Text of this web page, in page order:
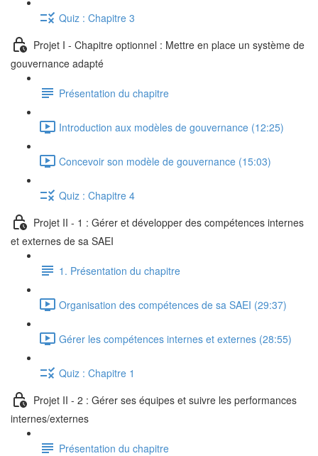
Quiz : Chapitre 3
Projet I - Chapitre optionnel : Mettre en place un système de
gouvernance adapté
Présentation du chapitre
Introduction aux modèles de gouvernance (12:25)
Concevoir son modèle de gouvernance (15:03)
Quiz : Chapitre 4
Projet II - 1 : Gérer et développer des compétences internes
et externes de sa SAEI
1. Présentation du chapitre
Organisation des compétences de sa SAEI (29:37)
Gérer les compétences internes et externes (28:55)
Quiz : Chapitre 1
Projet II - 2 : Gérer ses équipes et suivre les performances
internes/externes
Présentation du chapitre